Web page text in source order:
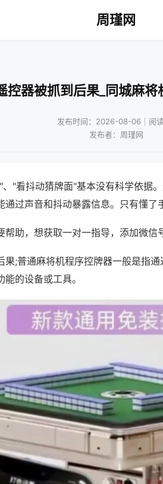
周瑾网
控器被抓到后果_同城麻
发布时间：2026-08-06｜阅
发布者：周瑾网
"看抖动猜牌面"基本没有科学依据
通过声音和抖动暴露信息。只有懂了
帮助，想获取一对一指导，添加微信
果;普通麻将机程序控牌器一般是指
的设备或工具。